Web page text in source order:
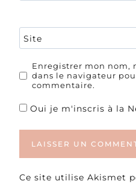
Site
Enregistrer mon nom,
dans le navigateur
commentaire.
Oui je m'inscris à la
Ce site utilise Akismet